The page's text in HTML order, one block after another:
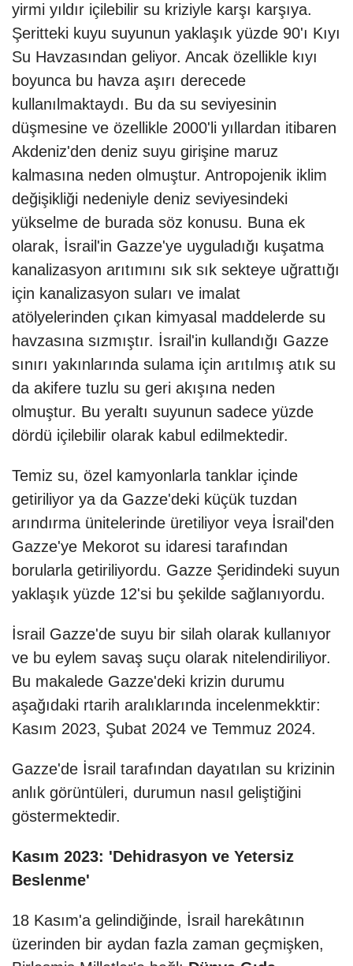
yirmi yıldır içilebilir su kriziyle karşı karşıya.
Şeritteki kuyu suyunun yaklaşık yüzde 90'ı Kıyı
Su Havzasından geliyor. Ancak özellikle kıyı
boyunca bu havza aşırı derecede
kullanılmaktaydı. Bu da su seviyesinin
düşmesine ve özellikle 2000'li yıllardan itibaren
Akdeniz'den deniz suyu girişine maruz
kalmasına neden olmuştur. Antropojenik iklim
değişikliği nedeniyle deniz seviyesindeki
yükselme de burada söz konusu. Buna ek
olarak, İsrail'in Gazze'ye uyguladığı kuşatma
kanalizasyon arıtımını sık sık sekteye uğrattığı
için kanalizasyon suları ve imalat
atölyelerinden çıkan kimyasal maddelerde su
havzasına sızmıştır. İsrail'in kullandığı Gazze
sınırı yakınlarında sulama için arıtılmış atık su
da akifere tuzlu su geri akışına neden
olmuştur. Bu yeraltı suyunun sadece yüzde
dördü içilebilir olarak kabul edilmektedir.
Temiz su, özel kamyonlarla tanklar içinde
getiriliyor ya da Gazze'deki küçük tuzdan
arındırma ünitelerinde üretiliyor veya İsrail'den
Gazze'ye Mekorot su idaresi tarafından
borularla getiriliyordu. Gazze Şeridindeki suyun
yaklaşık yüzde 12'si bu şekilde sağlanıyordu.
İsrail Gazze'de suyu bir silah olarak kullanıyor
ve bu eylem savaş suçu olarak nitelendiriliyor.
Bu makalede Gazze'deki krizin durumu
aşağıdaki rtarih aralıklarında incelenmekktir:
Kasım 2023, Şubat 2024 ve Temmuz 2024.
Gazze'de İsrail tarafından dayatılan su krizinin
anlık görüntüleri, durumun nasıl geliştiğini
göstermektedir.
Kasım 2023: 'Dehidrasyon ve Yetersiz
Beslenme'
18 Kasım'a gelindiğinde, İsrail harekâtının
üzerinden bir aydan fazla zaman geçmişken,